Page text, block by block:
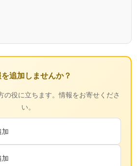
を追加しませんか？
の役に立ちます。情報をお寄せくださ
い。